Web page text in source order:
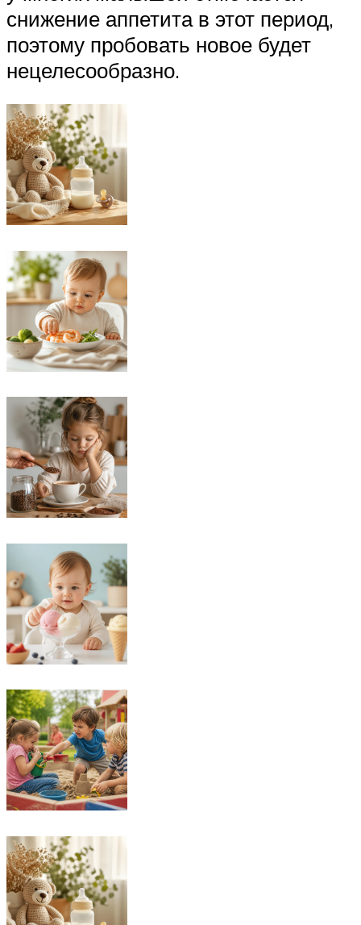
снижение аппетита в этот период,
поэтому пробовать новое будет
нецелесообразно.